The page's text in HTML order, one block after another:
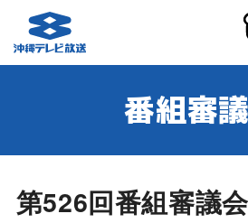
番組審
第526回番組審議会